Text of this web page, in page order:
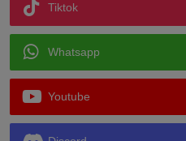
Tiktok
Whatsapp
Youtube